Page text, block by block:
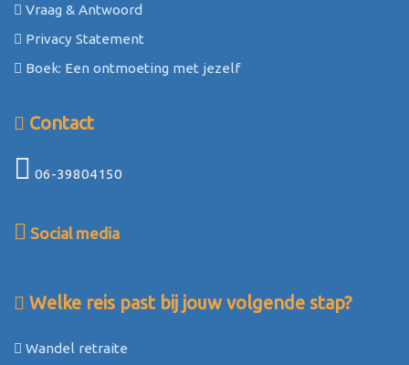
Vraag & Antwoord
Privacy Statement
Boek: Een ontmoeting met jezelf
Contact
06-39804150
Social media
Welke reis past bij jouw volgende stap?
Wandel retraite